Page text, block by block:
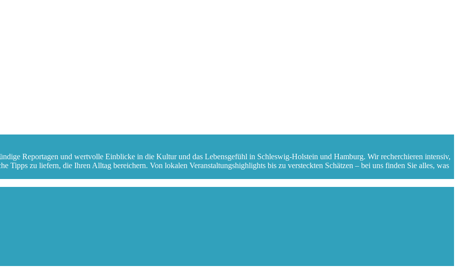
Reportagen und wertvolle Einblicke in die Kultur und das Lebensgefühl in Schleswig-Holstein und Hamburg. Wir recherchieren intensiv,
Tipps zu liefern, die Ihren Alltag bereichern. Von lokalen Veranstaltungshighlights bis zu versteckten Schätzen – bei uns finden Sie alles, was